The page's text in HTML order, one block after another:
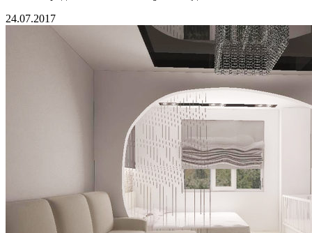
24.07.2017